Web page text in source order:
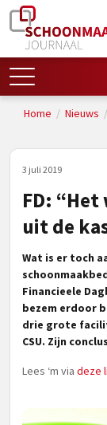
Home / Nieuws /
3 juli 2019
FD:
uit de
Wat is er toch
Financieele
bezem erdoor
drie grote
CSU. Zijn
Lees ‘m via deze